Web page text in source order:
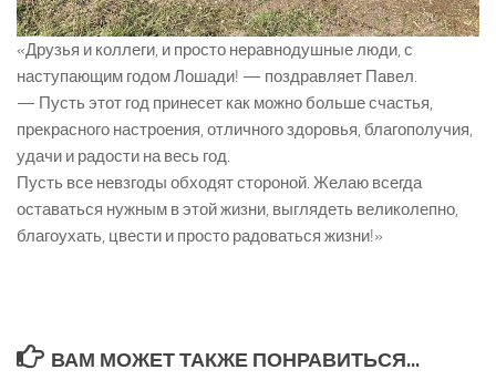
«Друзья и коллеги, и просто неравнодушные люди, с
наступающим годом Лошади! — поздравляет Павел.
— Пусть этот год принесет как можно больше счастья,
прекрасного настроения, отличного здоровья, благополучия,
удачи и радости на весь год.
Пусть все невзгоды обходят стороной. Желаю всегда
оставаться нужным в этой жизни, выглядеть великолепно,
благоухать, цвести и просто радоваться жизни!»
ВАМ МОЖЕТ ТАКЖЕ ПОНРАВИТЬСЯ...